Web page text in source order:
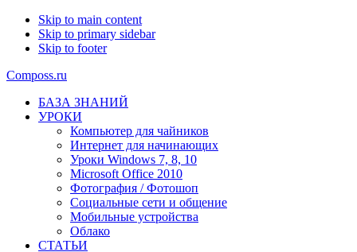
Skip to main content
Skip to primary sidebar
Skip to footer
Composs.ru
БАЗА ЗНАНИЙ
УРОКИ
Компьютер для чайников
Интернет для начинающих
Уроки Windows 7, 8, 10
Microsoft Office 2010
Фотография / Фотошоп
Социальные сети и общение
Мобильные устройства
Облако
СТАТЬИ